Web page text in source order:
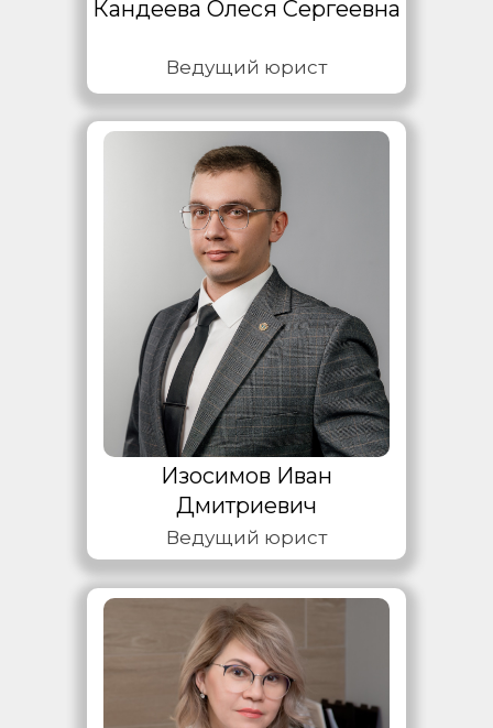
Ведущий юрист
Кандеева Олеся Сергеевна
Ведущий юрист
Изосимов Иван
Дмитриевич